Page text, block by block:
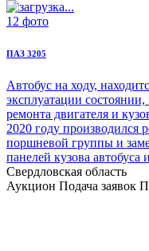
12 фото
ПАЗ 3205
Автобус на ходу,
эксплуатации
ремонта двигателя и
2020 году производился
поршневой группы и
панелей кузова автобуса
Свердловская область
Аукцион Подача заявок